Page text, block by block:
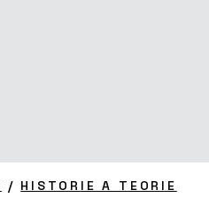
/ HISTORIE A TEORIE